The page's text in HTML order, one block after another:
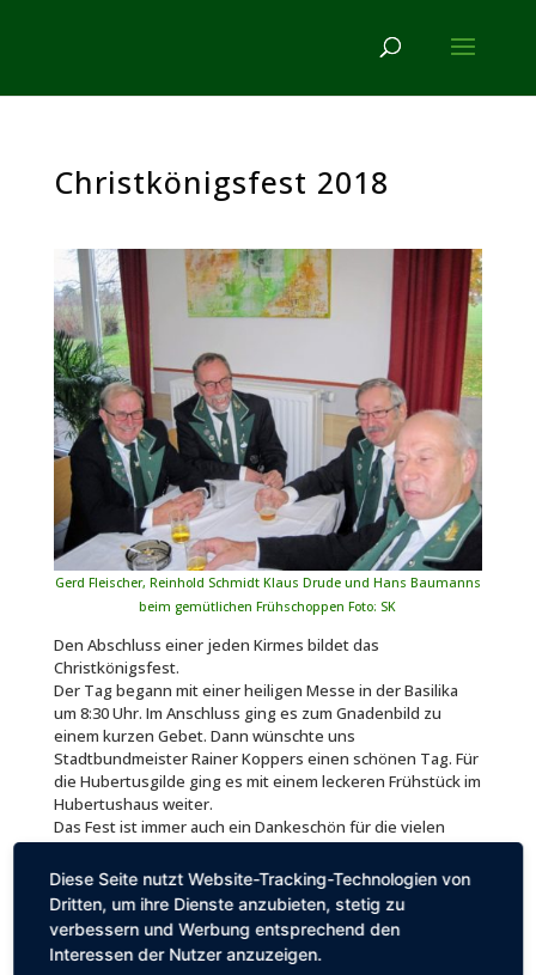
Christkönigsfest 2018
Gerd Fleischer, Reinhold Schmidt Klaus Drude und Hans Baumanns
beim gemütlichen Frühschoppen Foto: SK
Den Abschluss einer jeden Kirmes bildet das
Christkönigsfest.
Der Tag begann mit einer heiligen Messe in der Basilika
um 8:30 Uhr. Im Anschluss ging es zum Gnadenbild zu
einem kurzen Gebet. Dann wünschte uns
Stadtbundmeister Rainer Koppers einen schönen Tag. Für
die Hubertusgilde ging es mit einem leckeren Frühstück im
Hubertushaus weiter.
Das Fest ist immer auch ein Dankeschön für die vielen
während der Kirmestage geleisteten Arbeitsstunden.
Präsident Theo Keysers ging in seiner Ansprache auf die
Arbeit und den Verlauf der Kirmes ausführlich ein und
konnte am Ende feststellen, dass die Kirmes insgesamt
sehr gut verlaufen ist.
Punkte, die im nächsten Jahr noch verbessert werden
Diese Seite nutzt Website-Tracking-Technologien von
Dritten, um ihre Dienste anzubieten, stetig zu
verbessern und Werbung entsprechend den
Interessen der Nutzer anzuzeigen.